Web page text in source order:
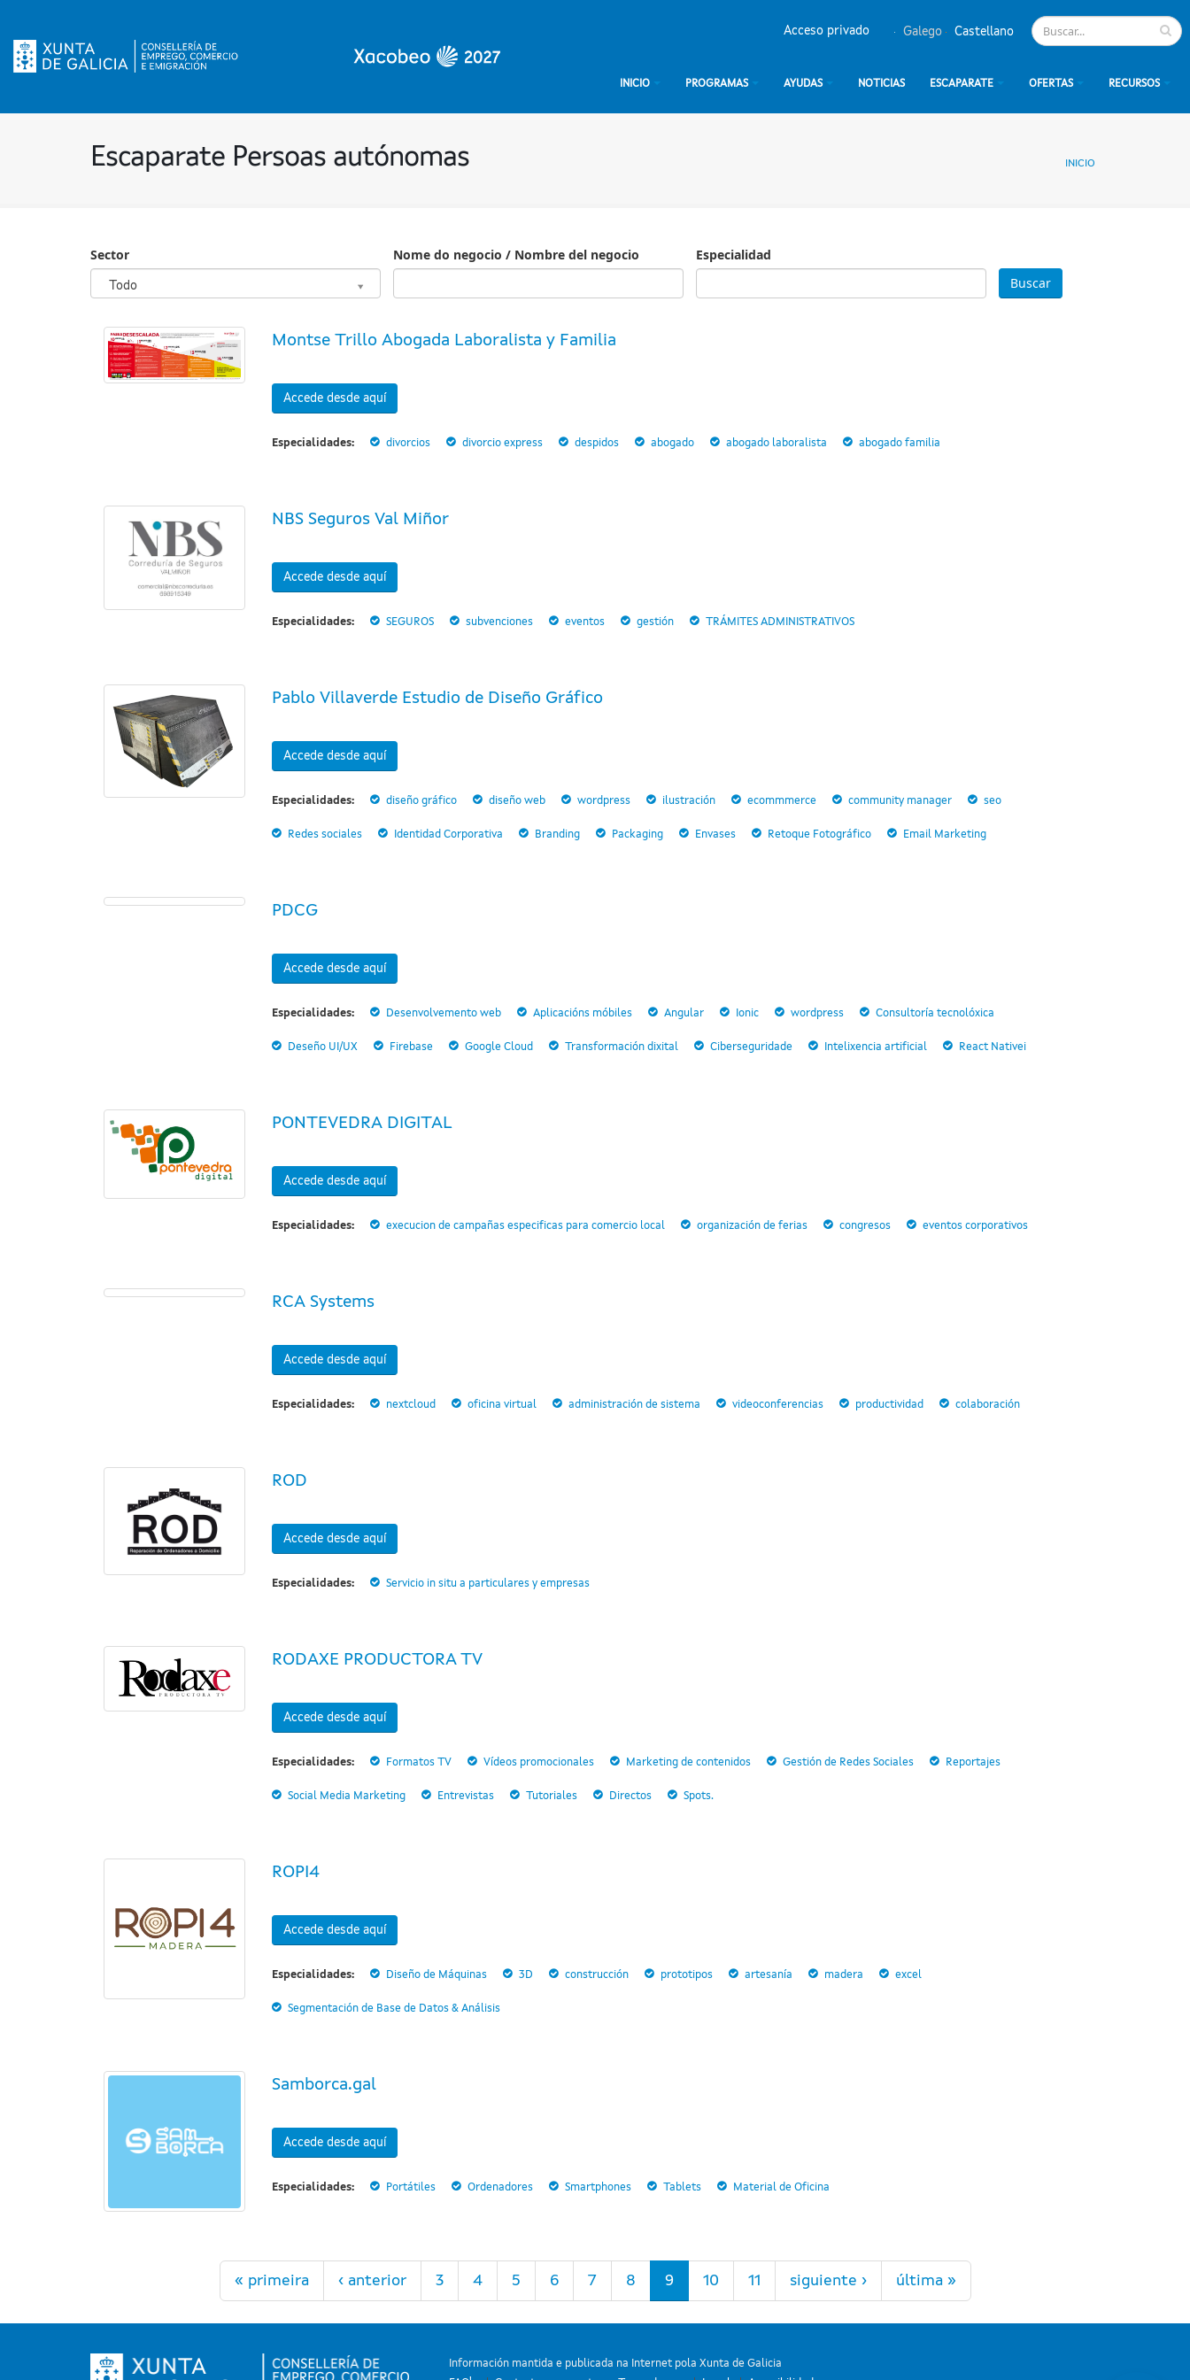
Galego Castellano
Acceso privado
INICIO PROGRAMAS AYUDAS NOTICIAS ESCAPARATE OFERTAS RECURSOS
Escaparate Persoas autónomas INICIO
Sector
Todo
Sector
Nome do negocio / Nombre del negocio
Especialidad
Montse Trillo Abogada Laboralista y Familia
Accede desde aquí
Especialidades: divorcios divorcio express despidos abogado abogado laboralista abogado familia
NBS Seguros Val Miñor
Accede desde aquí
Especialidades: SEGUROS subvenciones eventos gestión TRÁMITES ADMINISTRATIVOS
Pablo Villaverde Estudio de Diseño Gráfico
Accede desde aquí
Especialidades: diseño gráfico diseño web wordpress ilustración ecommmerce community manager seo
Redes sociales Identidad Corporativa Branding Packaging Envases Retoque Fotográfico Email Marketing
PDCG
Accede desde aquí
Especialidades: Desenvolvemento web Aplicacións móbiles Angular Ionic wordpress Consultoría tecnolóxica
Deseño UI/UX Firebase Google Cloud Transformación dixital Ciberseguridade Intelixencia artificial React Nativei
PONTEVEDRA DIGITAL
Accede desde aquí
Especialidades: execucion de campañas especificas para comercio local organización de ferias congresos eventos corporativos
RCA Systems
Accede desde aquí
Especialidades: nextcloud oficina virtual administración de sistema videoconferencias productividad colaboración
ROD
Accede desde aquí
Especialidades: Servicio in situ a particulares y empresas
RODAXE PRODUCTORA TV
Accede desde aquí
Especialidades: Formatos TV Vídeos promocionales Marketing de contenidos Gestión de Redes Sociales Reportajes
Social Media Marketing Entrevistas Tutoriales Directos Spots.
ROPI4
Accede desde aquí
Especialidades: Diseño de Máquinas 3D construcción prototipos artesanía madera excel
Segmentación de Base de Datos & Análisis
Samborca.gal
Accede desde aquí
Especialidades: Portátiles Ordenadores Smartphones Tablets Material de Oficina
« primeira ‹ anterior 3 4 5 6 7 8 9 10 11 siguiente › última »
Información mantida e publicada na Internet pola Xunta de Galicia